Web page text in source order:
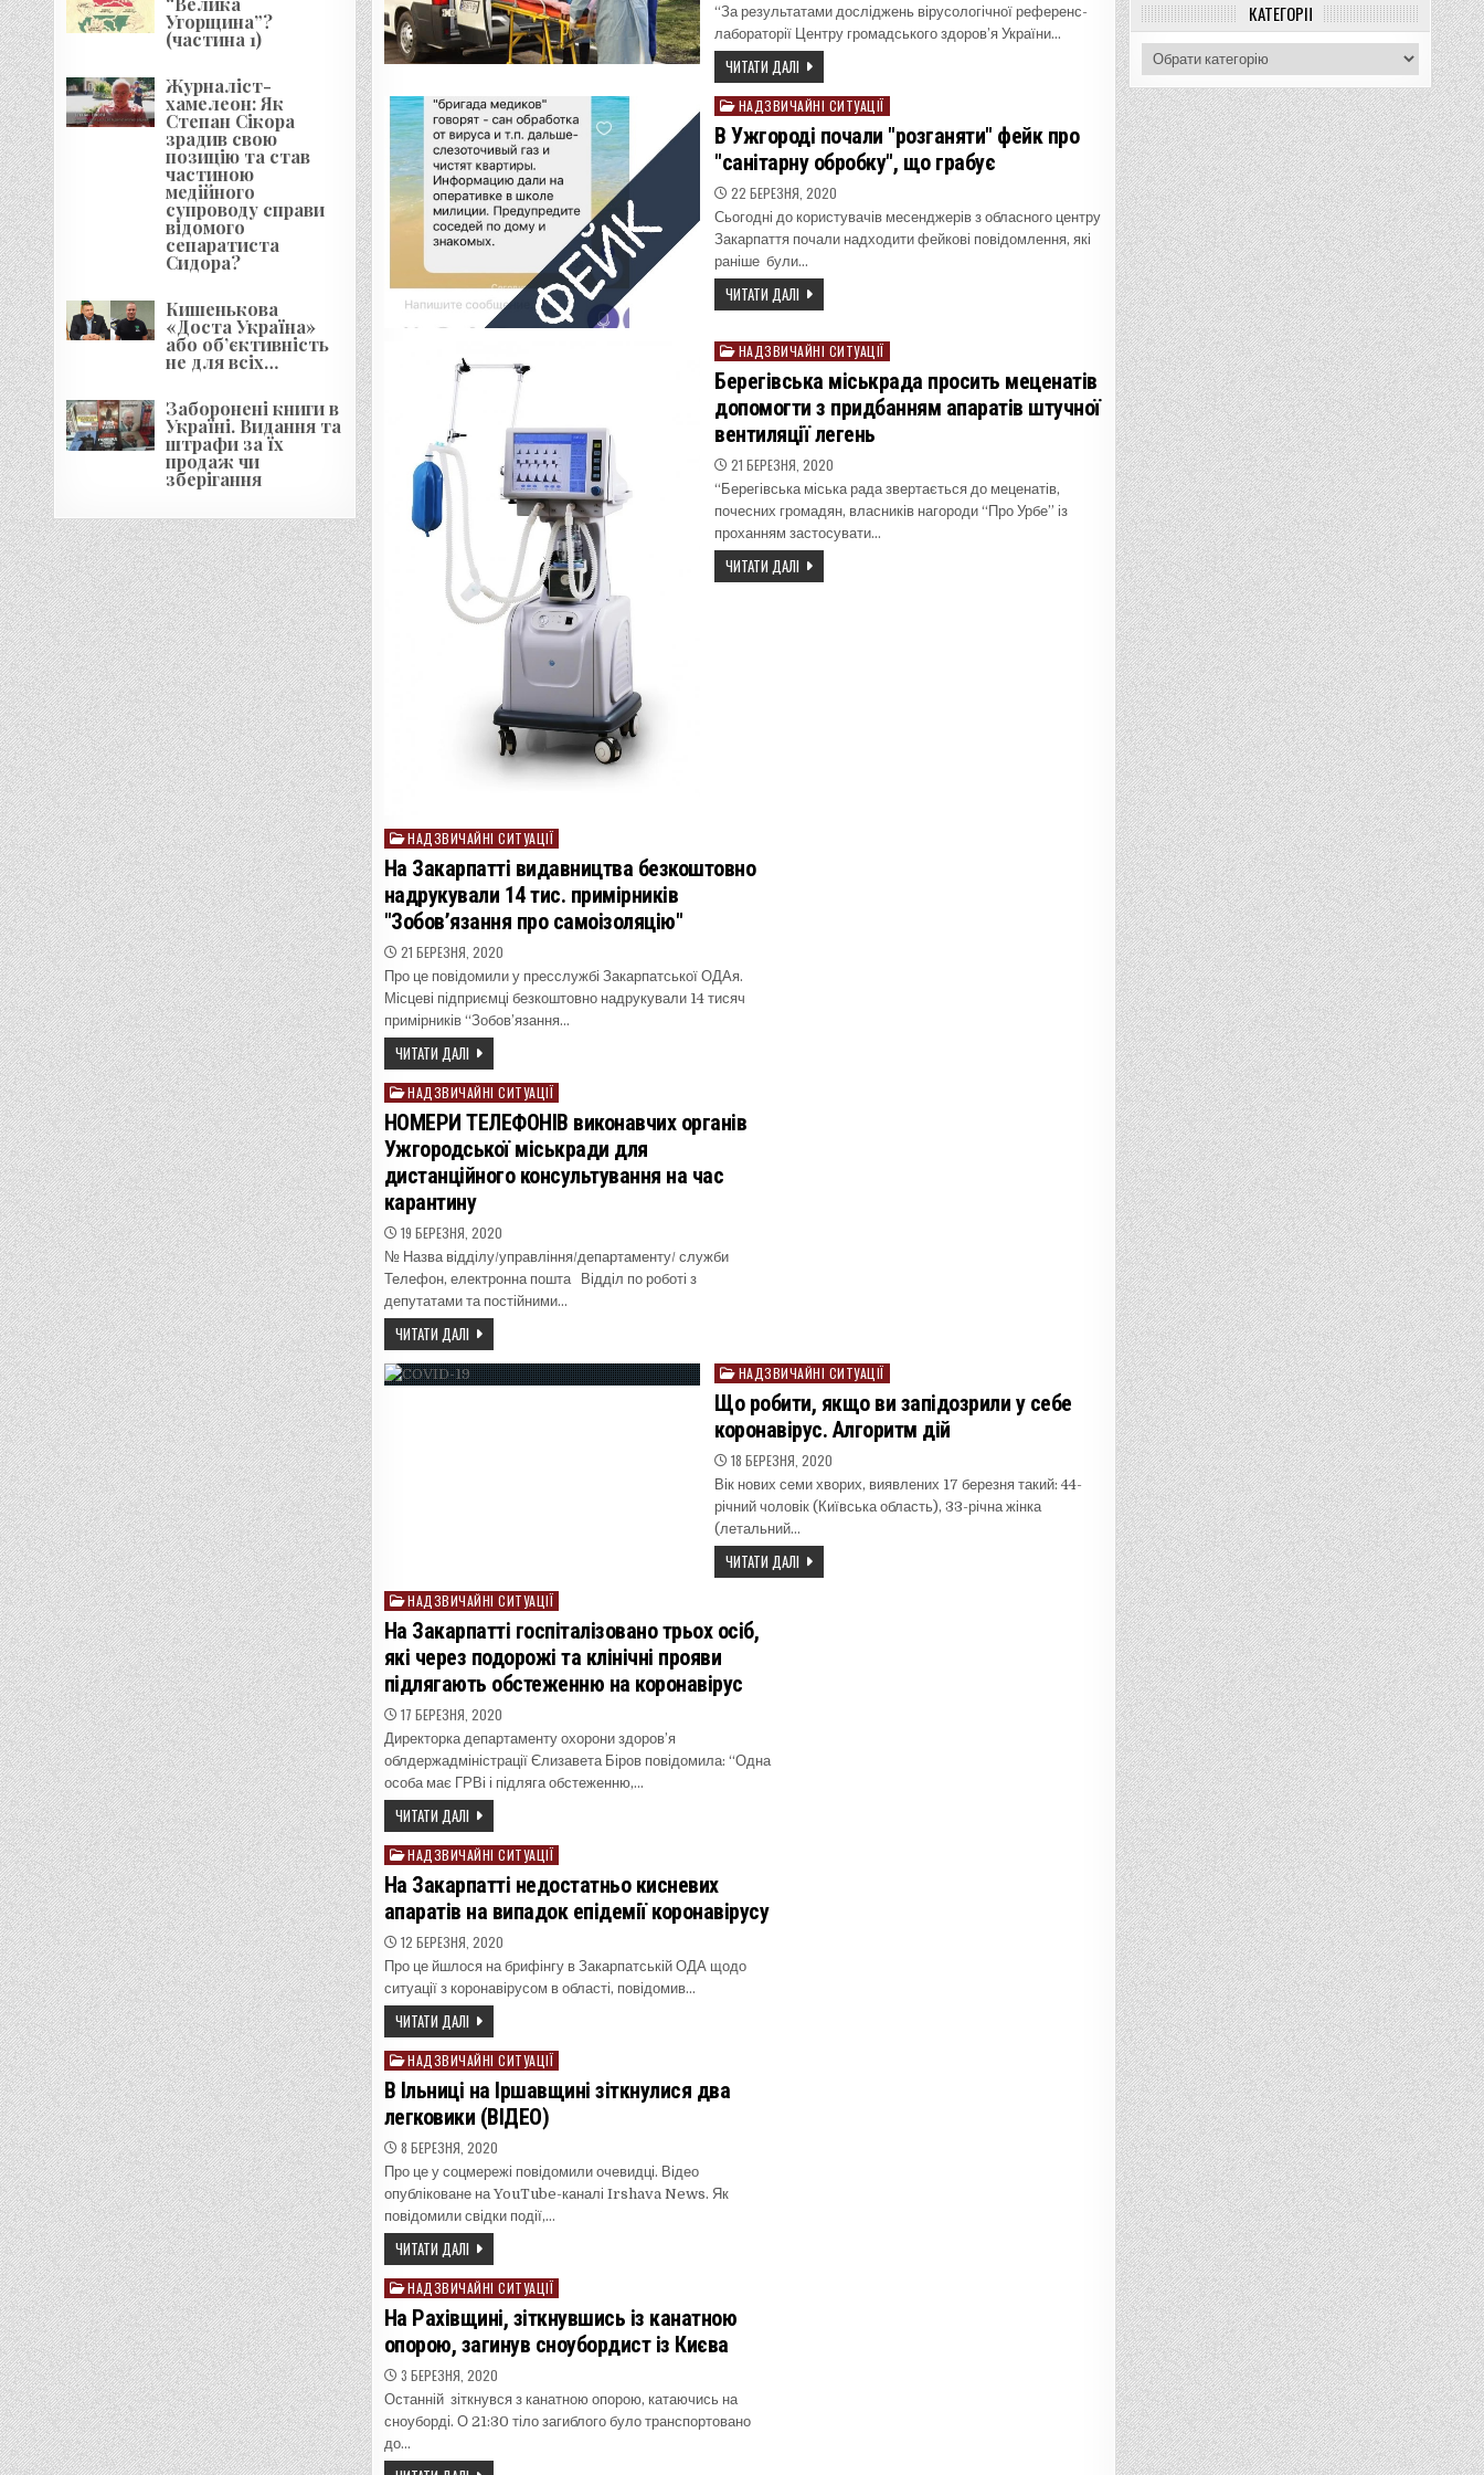
Угорщина”?
(частина 1)
Журналіст-
хамелеон: Як
Степан Сікора
зрадив свою
позицію та став
частиною
медійного
супроводу справи
відомого
сепаратиста
Сидора?
Кишенькова
«Доста Україна»
або об’єктивність
не для всіх…
Заборонені книги в
Україні. Видання та
штрафи за їх
продаж чи
зберігання
“За результатами досліджень вірусологічної референс-
лабораторії Центру громадського здоров’я України…
ЧИТАТИ ДАЛІ
Posted
in
НАДЗВИЧАЙНІ СИТУАЦІЇ
В Ужгороді почали "розганяти" фейк про
"санітарну обробку", що грабує
22 БЕРЕЗНЯ, 2020
Сьогодні до користувачів месенджерів з обласного центру
Закарпаття почали надходити фейкові повідомлення, які
раніше були…
ЧИТАТИ ДАЛІ
Posted
in
НАДЗВИЧАЙНІ СИТУАЦІЇ
Берегівська міськрада просить меценатів
допомогти з придбанням апаратів штучної
вентиляції легень
21 БЕРЕЗНЯ, 2020
“Берегівська міська рада звертається до меценатів,
почесних громадян, власників нагороди “Про Урбе” із
проханням застосувати…
ЧИТАТИ ДАЛІ
Posted
in
НАДЗВИЧАЙНІ СИТУАЦІЇ
На Закарпатті видавництва безкоштовно
надрукували 14 тис. примірників
"Зобов’язання про самоізоляцію"
21 БЕРЕЗНЯ, 2020
Про це повідомили у пресслужбі Закарпатської ОДАя.
Місцеві підприємці безкоштовно надрукували 14 тисяч
примірників “Зобов’язання…
ЧИТАТИ ДАЛІ
Posted
in
НАДЗВИЧАЙНІ СИТУАЦІЇ
НОМЕРИ ТЕЛЕФОНІВ виконавчих органів
Ужгородської міськради для
дистанційного консультування на час
карантину
19 БЕРЕЗНЯ, 2020
№ Назва відділу/управління/департаменту/ служби
Телефон, електронна пошта Відділ по роботі з
депутатами та постійними…
ЧИТАТИ ДАЛІ
Posted
in
НАДЗВИЧАЙНІ СИТУАЦІЇ
Що робити, якщо ви запідозрили у себе
коронавірус. Алгоритм дій
18 БЕРЕЗНЯ, 2020
Вік нових семи хворих, виявлених 17 березня такий: 44-
річний чоловік (Київська область), 33-річна жінка
(летальний…
ЧИТАТИ ДАЛІ
Posted
in
НАДЗВИЧАЙНІ СИТУАЦІЇ
На Закарпатті госпіталізовано трьох осіб,
які через подорожі та клінічні прояви
підлягають обстеженню на коронавірус
17 БЕРЕЗНЯ, 2020
Директорка департаменту охорони здоров’я
облдержадміністрації Єлизавета Біров повідомила: “Одна
особа має ГРВі і підляга обстеженню,…
ЧИТАТИ ДАЛІ
Posted
in
НАДЗВИЧАЙНІ СИТУАЦІЇ
На Закарпатті недостатньо кисневих
апаратів на випадок епідемії коронавірусу
12 БЕРЕЗНЯ, 2020
Про це йшлося на брифінгу в Закарпатській ОДА щодо
ситуації з коронавірусом в області, повідомив…
ЧИТАТИ ДАЛІ
Posted
in
НАДЗВИЧАЙНІ СИТУАЦІЇ
В Ільниці на Іршавщині зіткнулися два
легковики (ВІДЕО)
8 БЕРЕЗНЯ, 2020
Про це у соцмережі повідомили очевидці. Відео
опубліковане на YouTube-каналі Irshava News. Як
повідомили свідки події,…
ЧИТАТИ ДАЛІ
Posted
in
НАДЗВИЧАЙНІ СИТУАЦІЇ
На Рахівщині, зіткнувшись із канатною
опорою, загинув сноубордист із Києва
3 БЕРЕЗНЯ, 2020
Останній зіткнувся з канатною опорою, катаючись на
сноуборді. О 21:30 тіло загиблого було транспортовано
до…
КАТЕГОРІЇ
Категорії